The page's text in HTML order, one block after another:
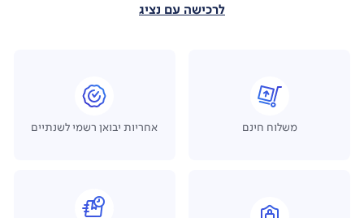
לרכישה עם נציג
משלוח חינם אחריות יבואן רשמי לשנתיים